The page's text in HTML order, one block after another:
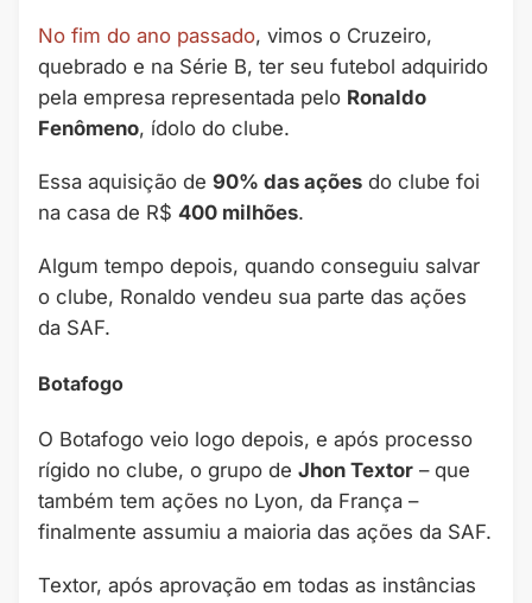
No fim do ano passado, vimos o Cruzeiro,
quebrado e na Série B, ter seu futebol adquirido
pela empresa representada pelo Ronaldo
Fenômeno, ídolo do clube.
Essa aquisição de 90% das ações do clube foi
na casa de R$ 400 milhões.
Algum tempo depois, quando conseguiu salvar
o clube, Ronaldo vendeu sua parte das ações
da SAF.
Botafogo
O Botafogo veio logo depois, e após processo
rígido no clube, o grupo de Jhon Textor – que
também tem ações no Lyon, da França –
finalmente assumiu a maioria das ações da SAF.
Textor, após aprovação em todas as instâncias